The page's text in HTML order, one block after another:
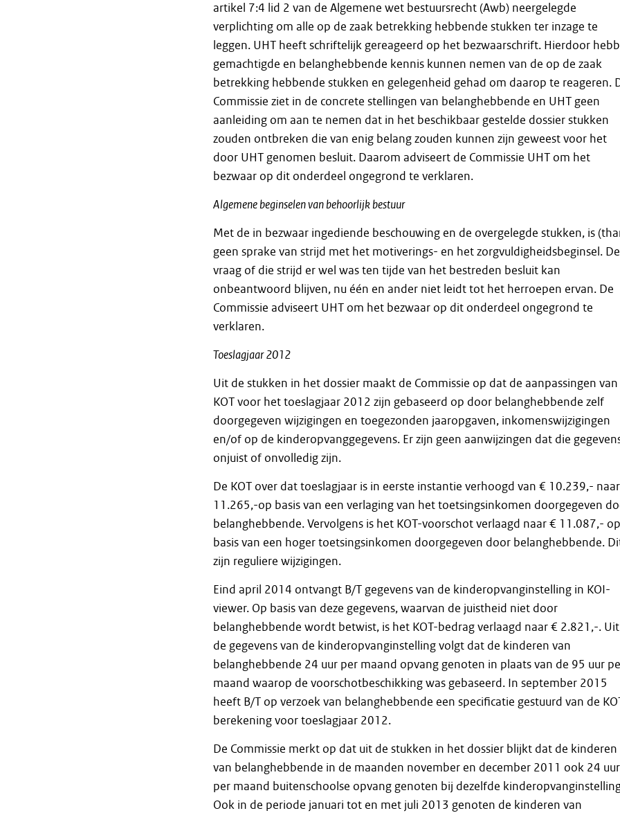
artikel 7:4 lid 2 van de Algemene wet bestuursrecht (Awb) neergelegde
verplichting om alle op de zaak betrekking hebbende stukken ter inzage te
leggen. UHT heeft schriftelijk gereageerd op het bezwaarschrift. Hierdoor
gemachtigde en belanghebbende kennis kunnen nemen van de op de zaak
betrekking hebbende stukken en gelegenheid gehad om daarop te reageren.
Commissie ziet in de concrete stellingen van belanghebbende en UHT geen
aanleiding om aan te nemen dat in het beschikbaar gestelde dossier stukken
zouden ontbreken die van enig belang zouden kunnen zijn geweest voor het
door UHT genomen besluit. Daarom adviseert de Commissie UHT om het
bezwaar op dit onderdeel ongegrond te verklaren.
Algemene beginselen van behoorlijk bestuur
Met de in bezwaar ingediende beschouwing en de overgelegde stukken, is
geen sprake van strijd met het motiverings- en het zorgvuldigheidsbeginsel. De
vraag of die strijd er wel was ten tijde van het bestreden besluit kan
onbeantwoord blijven, nu één en ander niet leidt tot het herroepen ervan. De
Commissie adviseert UHT om het bezwaar op dit onderdeel ongegrond te
verklaren.
Toeslagjaar 2012
Uit de stukken in het dossier maakt de Commissie op dat de aanpassingen van
KOT voor het toeslagjaar 2012 zijn gebaseerd op door belanghebbende zelf
doorgegeven wijzigingen en toegezonden jaaropgaven, inkomenswijzigingen
en/of op de kinderopvanggegevens. Er zijn geen aanwijzingen dat die
onjuist of onvolledig zijn.
De KOT over dat toeslagjaar is in eerste instantie verhoogd van € 10.239,-
11.265,-op basis van een verlaging van het toetsingsinkomen doorgegeven
belanghebbende. Vervolgens is het KOT-voorschot verlaagd naar € 11.087,- op
basis van een hoger toetsingsinkomen doorgegeven door belanghebbende.
zijn reguliere wijzigingen.
Eind april 2014 ontvangt B/T gegevens van de kinderopvanginstelling in KOI-
viewer. Op basis van deze gegevens, waarvan de juistheid niet door
belanghebbende wordt betwist, is het KOT-bedrag verlaagd naar € 2.821,-. Uit
de gegevens van de kinderopvanginstelling volgt dat de kinderen van
belanghebbende 24 uur per maand opvang genoten in plaats van de 95 uur
maand waarop de voorschotbeschikking was gebaseerd. In september 2015
heeft B/T op verzoek van belanghebbende een specificatie gestuurd van de
berekening voor toeslagjaar 2012.
De Commissie merkt op dat uit de stukken in het dossier blijkt dat de kinderen
van belanghebbende in de maanden november en december 2011 ook 24 uur
per maand buitenschoolse opvang genoten bij dezelfde
Ook in de periode januari tot en met juli 2013 genoten de kinderen van